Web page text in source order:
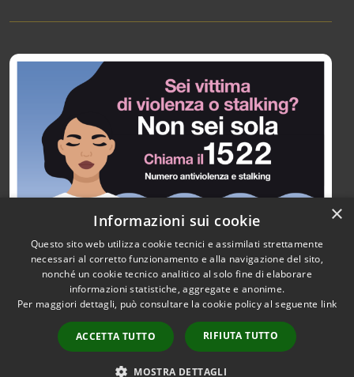
Accessibilità
Copyright © 2026 • Città di
Paullo • Powered by
Municipium•
Accesso
redazione
×
Informazioni sui cookie
Questo sito web utilizza cookie tecnici e assimilati strettamente
necessari al corretto funzionamento e alla navigazione del sito,
nonché un cookie tecnico analitico al solo fine di elaborare
informazioni statistiche, aggregate e anonime.
Per maggiori dettagli, può consultare la cookie policy al seguente link
ACCETTA TUTTO RIFIUTA TUTTO
MOSTRA DETTAGLI